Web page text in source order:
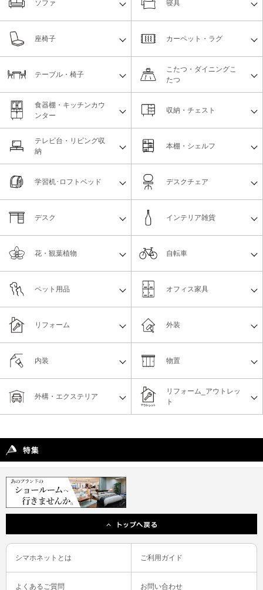
ソファ 寝具
座椅子 カーペット・ラグ
テーブル・椅子
こたつ・ダイニングこ
たつ
食器棚・キッチンカウ
ンター
収納・チェスト
テレビ台・リビング収
納
本棚・シェルフ
学習机･ロフトベッド デスクチェア
デスク インテリア雑貨
花・観葉植物 自転車
ペット用品 オフィス家具
リフォーム
リフォーム_アウトレッ
ト
物置
外構・エクステリア
外装
内装
シマホネットとは ご利用ガイド
よくあるご質問 お問い合わせ